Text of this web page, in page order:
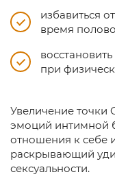
избавиться
время
при
Увеличение точки
эмоций интимной
отношения к себе
раскрывающий
сексуальности.